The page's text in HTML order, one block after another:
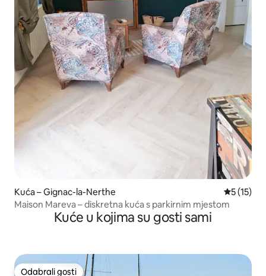
Kuća – Gignac-la-Nerthe Prosječna
5 (15)
Maison Mareva – diskretna kuća s parkirnim mjestom
Kuće u kojima su gosti sami
Odabrali gosti